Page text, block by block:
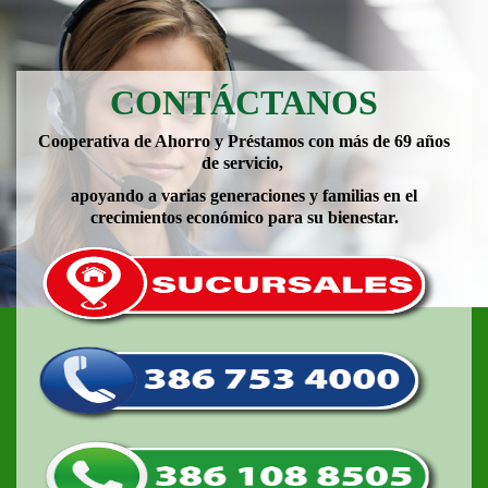
CONTÁCTANOS
Cooperativa de Ahorro y Préstamos con más de 69 años
de servicio,
apoyando a varias generaciones y familias en el
crecimientos económico para su bienestar.